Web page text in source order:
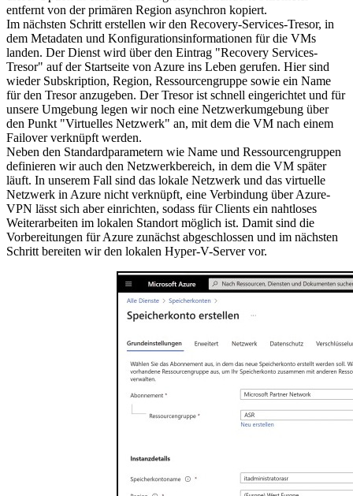
entfernt von der primären Region asynchron kopiert.
Im nächsten Schritt erstellen wir den Recovery-Services-Tresor, in
dem Metadaten und Konfigurationsinformationen für die VMs
landen. Der Dienst wird über den Eintrag "Recovery Services-
Tresor" auf der Startseite von Azure ins Leben gerufen. Hier sind
wieder Subskription, Region, Ressourcengruppe sowie ein Name
für den Tresor anzugeben. Der Tresor ist schnell eingerichtet und für
unsere Umgebung legen wir noch eine Netzwerkumgebung über
den Punkt "Virtuelles Netzwerk" an, mit dem die VM nach einem
Failover verknüpft werden.
Neben den Standardparametern wie Name und Ressourcengruppen
definieren wir auch den Netzwerkbereich, in dem die VM später
läuft. In unserem Fall sind das lokale Netzwerk und das virtuelle
Netzwerk in Azure nicht verknüpft, eine Verbindung über Azure-
VPN lässt sich aber einrichten, sodass für Clients ein nahtloses
Weiterarbeiten im lokalen Standort möglich ist. Damit sind die
Vorbereitungen für Azure zunächst abgeschlossen und im nächsten
Schritt bereiten wir den lokalen Hyper-V-Server vor.